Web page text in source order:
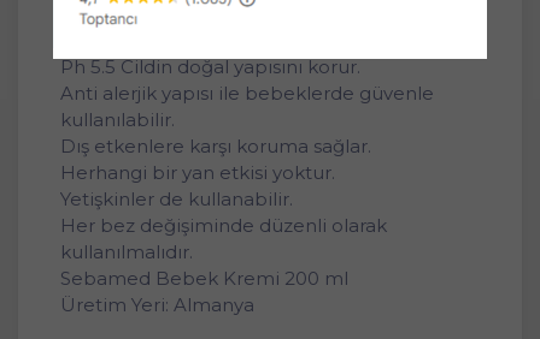
Pantenol ile cildin yeniden canlanmasına
Ph 5.5 Cildin doğal yapısını korur.
Anti alerjik yapısı ile bebeklerde güvenle
kullanılabilir.
Dış etkenlere karşı koruma sağlar.
Herhangi bir yan etkisi yoktur.
Yetişkinler de kullanabilir.
Her bez değişiminde düzenli olarak
kullanılmalıdır.
Sebamed Bebek Kremi 200 ml
Üretim Yeri: Almanya